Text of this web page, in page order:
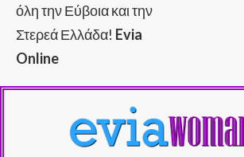
όλη την Εύβοια και την
Στερεά Ελλάδα! Evia
Online